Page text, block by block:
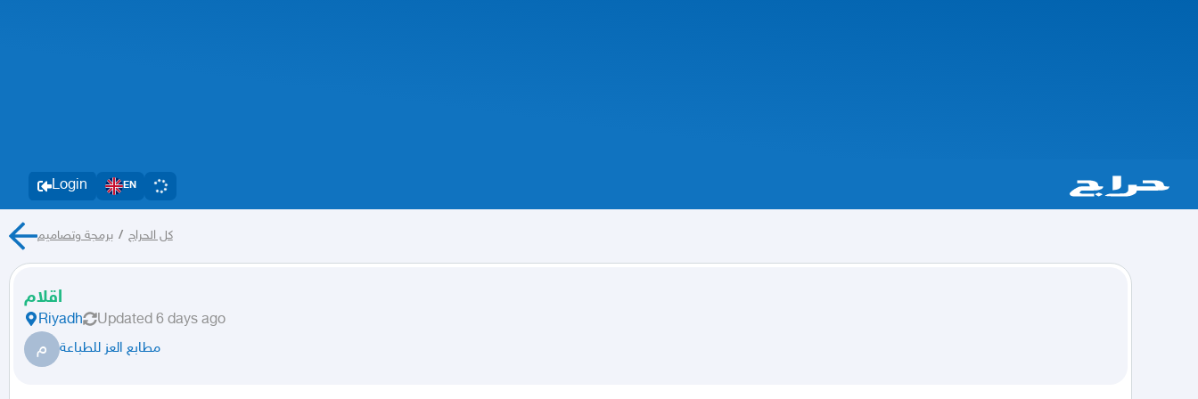
Login EN
كل الحراج / برمجة وتصاميم
اقلام
Riyadh Updated 6 days ago
م مطابع العز للطباعة